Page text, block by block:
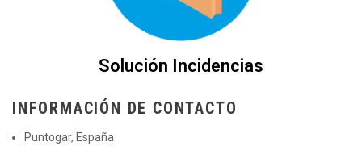
Solución Incidencias
INFORMACIÓN DE CONTACTO
Puntogar, España